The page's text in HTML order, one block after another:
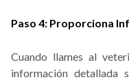
Paso 4: Proporciona
Cuando llames al
información detallada